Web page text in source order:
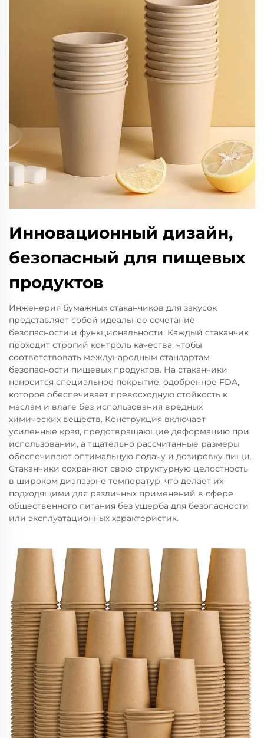
Инновационный дизайн,
безопасный для пищевых
продуктов
Инженерия бумажных стаканчиков для закусок
представляет собой идеальное сочетание
безопасности и функциональности. Каждый стаканчик
проходит строгий контроль качества, чтобы
соответствовать международным стандартам
безопасности пищевых продуктов. На стаканчики
наносится специальное покрытие, одобренное FDA,
которое обеспечивает превосходную стойкость к
маслам и влаге без использования вредных
химических веществ. Конструкция включает
усиленные края, предотвращающие деформацию при
использовании, а тщательно рассчитанные размеры
обеспечивают оптимальную подачу и дозировку пищи.
Стаканчики сохраняют свою структурную целостность
в широком диапазоне температур, что делает их
подходящими для различных применений в сфере
общественного питания без ущерба для безопасности
или эксплуатационных характеристик.